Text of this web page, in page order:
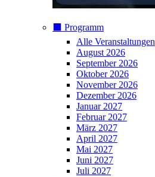
⬛️ Programm
Alle Veranstaltungen
August 2026
September 2026
Oktober 2026
November 2026
Dezember 2026
Januar 2027
Februar 2027
März 2027
April 2027
Mai 2027
Juni 2027
Juli 2027